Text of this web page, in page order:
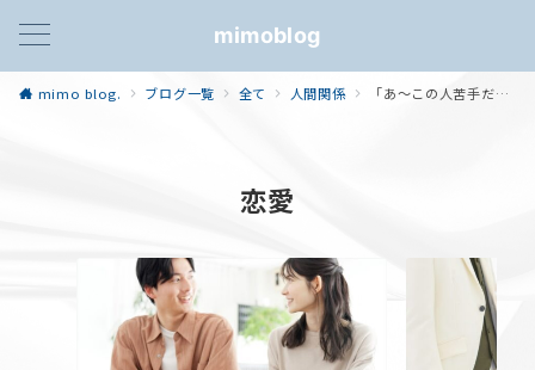
mimoblog
mimo blog. ブログ一覧 全て 人間関係 「あ〜この人苦手だな関わりたくないな…」っていう人が身近にいる時、我慢しない。HSPの私が『苦手だな』と思った人と関わるときに意識していること。
恋愛